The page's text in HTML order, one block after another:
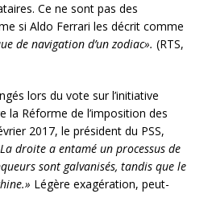
Ce ne sont pas des
si Aldo Ferrari les décrit comme
de navigation d’un zodiac». (RTS,
lors du vote sur l’initiative
la Réforme de l’imposition des
2017, le président du PSS,
droite a entamé un processus de
sont galvanisés, tandis que le
Légère exagération, peut-